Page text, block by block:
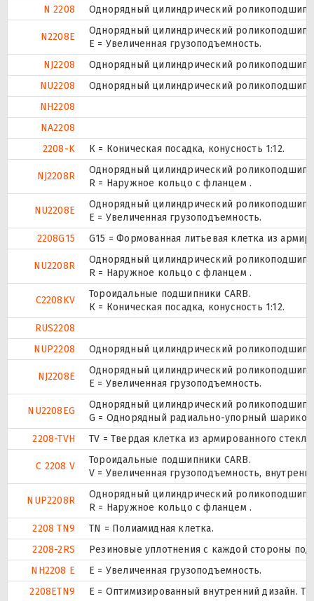
N 2208
Однорядный цилиндрический
N2208E
Однорядный цилиндрический
Е = Увеличенная грузоподъемность.
NJ2208
Однорядный цилиндрический
NU2208
Однорядный цилиндрический
NH2208
NA2208
2208-K
К = Коническая посадка, конусность 1:12.
NJ2208R
Однорядный цилиндрический
R = Наружное кольцо с фланцем .
NU2208E
Однорядный цилиндрический
Е = Увеличенная грузоподъемность.
2208G15
G15 = Формованная литьевая клетка из
NU2208R
Однорядный цилиндрический
R = Наружное кольцо с фланцем .
C2208KV
Тороидальные подшипники CARB.
К = Коническая посадка, конусность 1:12.
RUS2208
NUP2208
Однорядный цилиндрический
NJ2208E
Однорядный цилиндрический
Е = Увеличенная грузоподъемность.
NU2208EG
Однорядный цилиндрический
G = Однорядный радиально-упорный
2208-TVH
TV = Твердая клетка из армированного
C 2208 V
Тороидальные подшипники CARB.
V = Увеличенная грузоподъемность,
NUP2208R
Однорядный цилиндрический
R = Наружное кольцо с фланцем .
2208 TN9
TN = Полиамидная клетка.
2208-2RS
Резиновые уплотнения с каждой стороны
NH2208 E
Е = Увеличенная грузоподъемность.
2208ETN9
E = Оптимизированный внутренний дизайн.